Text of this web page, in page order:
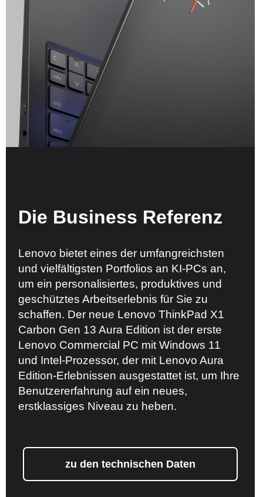
Die Business Referenz
Lenovo bietet eines der umfangreichsten
und vielfältigsten Portfolios an KI-PCs an,
um ein personalisiertes, produktives und
geschütztes Arbeitserlebnis für Sie zu
schaffen. Der neue Lenovo ThinkPad X1
Carbon Gen 13 Aura Edition ist der erste
Lenovo Commercial PC mit Windows 11
und Intel-Prozessor, der mit Lenovo Aura
Edition-Erlebnissen ausgestattet ist, um Ihre
Benutzererfahrung auf ein neues,
erstklassiges Niveau zu heben.
zu den technischen Daten